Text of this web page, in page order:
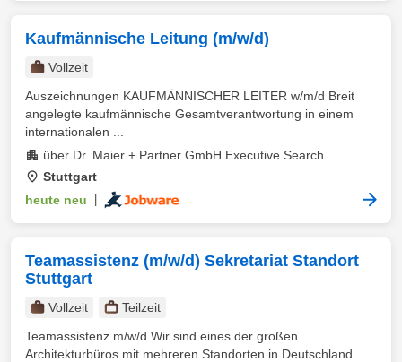
Kaufmännische Leitung (m/w/d)
Vollzeit
Auszeichnungen KAUFMÄNNISCHER LEITER w/m/d Breit
angelegte kaufmännische Gesamtverantwortung in einem
internationalen ...
über Dr. Maier + Partner GmbH Executive Search
Stuttgart
heute neu
Teamassistenz (m/w/d) Sekretariat Standort
Stuttgart
Vollzeit
Teilzeit
Teamassistenz m/w/d Wir sind eines der großen
Architekturbüros mit mehreren Standorten in Deutschland